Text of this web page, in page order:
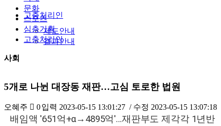
고충처리인
제도안내
결과안내
문화
스포츠
심층기획
고충처리인
사회
5개로 나뉜 대장동 재판…고심 토로한 법원
오혜주 0입력 2023-05-15 13:01:27 / 수정 2023-05-15 13:07:18
배임액 '651억+α→4895억'…재판부도 제각각 1년반